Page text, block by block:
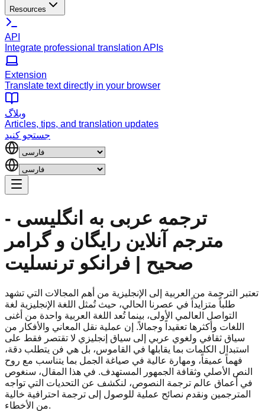
Resources
API
Integrate professional translation APIs
Extension
Translate text directly in your browser
وبلاگ
Articles, tips, and translation updates
جستجو کنید
ترجمه عربی به انگلیسی -
مترجم آنلاین رایگان و گرامر
صحیح | فرانکو ترنسلیت
تعتبر الترجمة من العربية إلى الإنجليزية من أهم المجالات التي تشهد
طلباً متزايداً في عصرنا الحالي، حيث تُمثل اللغة الإنجليزية لغة
التواصل العالمي الأولى، بينما تُعد اللغة العربية واحدة من أغنى
اللغات وأكثرها تعقيداً وجمالاً. إن عملية نقل المعاني والأفكار من
سياق ثقافي ولغوي عربي إلى سياق إنجليزي لا تقتصر فقط على
استبدال الكلمات بما يقابلها في القاموس، بل هي فن يتطلب دقة،
فهماً عميقاً، ومهارة عالية في صياغة الجمل بما يتناسب مع روح
النص الأصلي وثقافة الجمهور المستهدف. في هذا المقال، سنغوص
في أعماق عالم ترجمة النصوص، لنكشف عن التحديات التي تواجه
المترجمين ونقدم نصائح عملية للوصول إلى ترجمة احترافية خالية
من الأخطاء.